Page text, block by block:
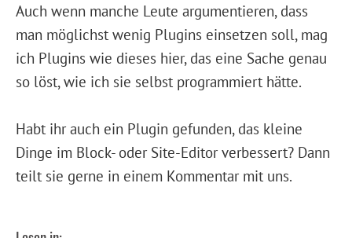
Auch wenn manche Leute argumentieren, dass
man möglichst wenig Plugins einsetzen soll, mag
ich Plugins wie dieses hier, das eine Sache genau
so löst, wie ich sie selbst programmiert hätte.
Habt ihr auch ein Plugin gefunden, das kleine
Dinge im Block- oder Site-Editor verbessert? Dann
teilt sie gerne in einem Kommentar mit uns.